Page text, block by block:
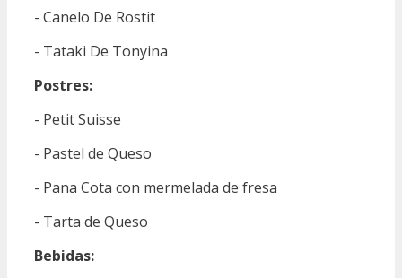
- Canelo De Rostit
- Tataki De Tonyina
Postres:
- Petit Suisse
- Pastel de Queso
- Pana Cota con mermelada de fresa
- Tarta de Queso
Bebidas: